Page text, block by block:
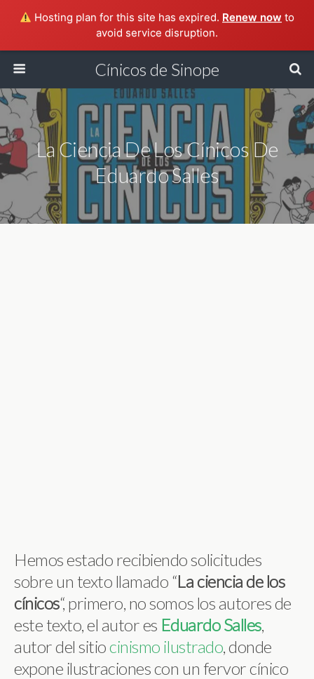
Hosting plan for this site has expired. Renew now to
avoid service disruption.
Cínicos de Sinope
La Ciencia De Los Cínicos De
Eduardo Salles
Hemos estado recibiendo solicitudes
sobre un texto llamado “La ciencia de los
cínicos“, primero, no somos los autores de
este texto, el autor es Eduardo Salles,
autor del sitiocinismo ilustrado, donde
expone ilustraciones con un fervor cínico